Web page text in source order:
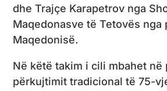
dhe Trajçe Karapetrov nga
Maqedonasve të Tetovës nga
Maqedonisë.
Në këtë takim i cili mbahet në
përkujtimit tradicional të 75-